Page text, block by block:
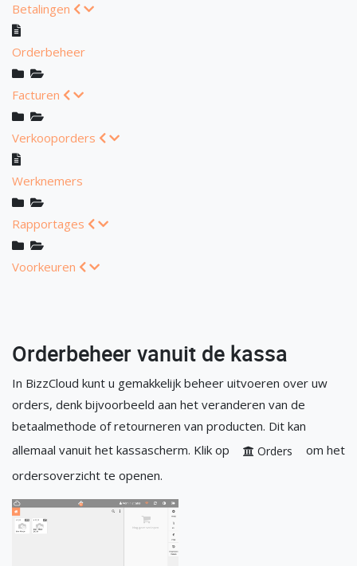
Betalingen
Orderbeheer
Facturen
Verkooporders
Werknemers
Rapportages
Voorkeuren
Orderbeheer vanuit de kassa
In BizzCloud kunt u gemakkelijk beheer uitvoeren over uw
orders, denk bijvoorbeeld aan het veranderen van de
betaalmethode of retourneren van producten. Dit kan
allemaal vanuit het kassascherm. Klik op
Orders
om het
ordersoverzicht te openen.